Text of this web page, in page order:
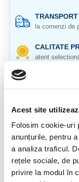
Acest site
Folosim cookie-uri
anunțurile, pentru
a analiza traficul.
rețele sociale, de
privire la modul în
la comenzi de
CALITATE
atent
in 14 zile si
GARANTIE
DESCRIERE
Cristal natural 100